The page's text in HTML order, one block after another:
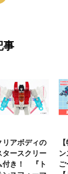
事
リアボディの
タースクリー
付き！ 『ト